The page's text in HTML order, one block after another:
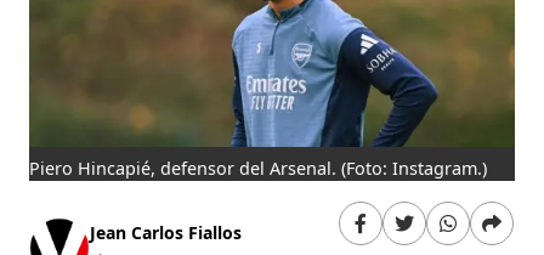
Piero Hincapié, defensor del Arsenal. (Foto: Instagram.)
Jean Carlos Fiallos